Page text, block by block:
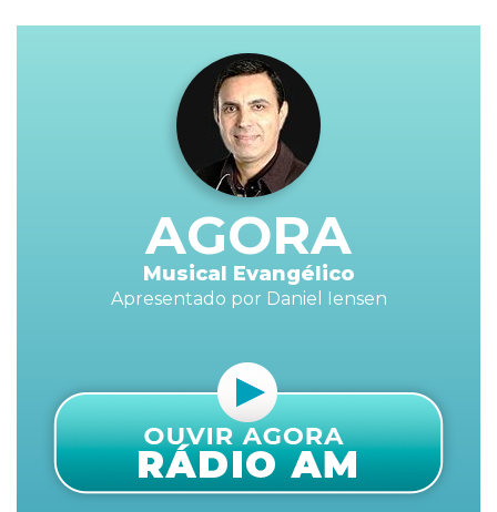
AGORA
Musical Evangélico
Apresentado por Daniel Iensen